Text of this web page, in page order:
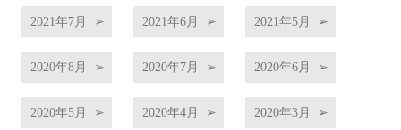
2021年7月 2021年6月 2021年5月
2020年8月 2020年7月 2020年6月
2020年5月 2020年4月 2020年3月